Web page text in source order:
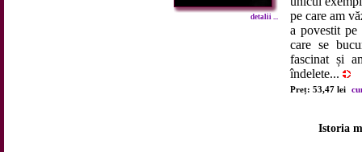
detalii ...
pe care am
a povestit pe
care se
fascinat și
îndelete...
Preț: 53,47 lei
Istoria